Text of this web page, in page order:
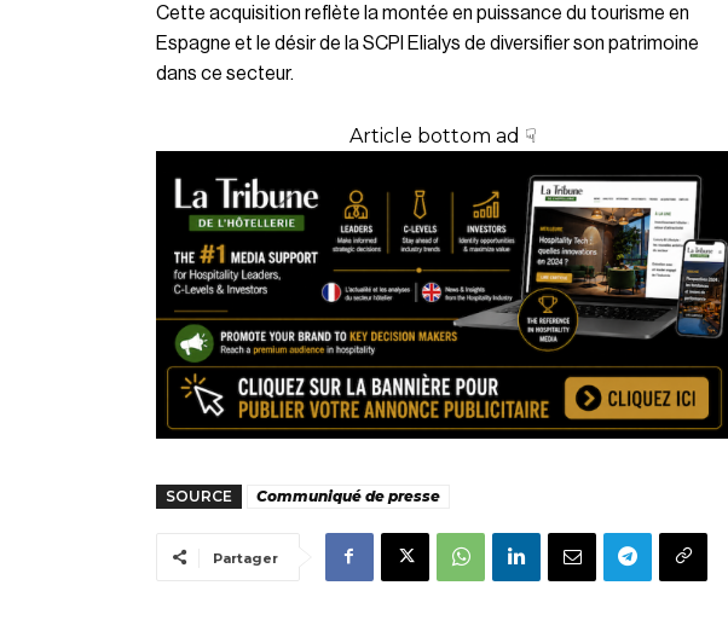
Cette acquisition reflète la montée en puissance du tourisme en
Espagne et le désir de la SCPI Elialys de diversifier son patrimoine
dans ce secteur.
Article bottom ad ☟
SOURCE Communiqué de presse
Partager